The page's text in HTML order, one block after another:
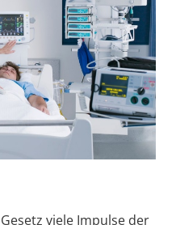
viele Impulse der